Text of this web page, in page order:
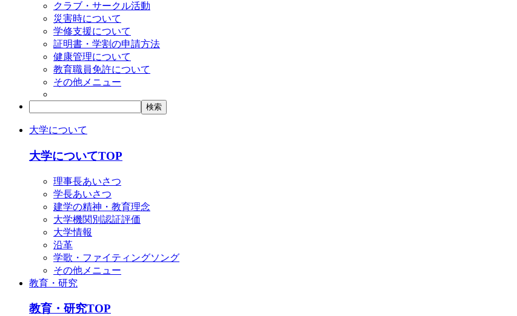
クラブ・サークル活動
災害時について
学修支援について
証明書・学割の申請方法
健康管理について
教育職員免許について
その他メニュー
大学について
大学についてTOP
理事長あいさつ
学長あいさつ
建学の精神・教育理念
大学機関別認証評価
大学情報
沿革
学歌・ファイティングソング
その他メニュー
教育・研究
教育・研究TOP